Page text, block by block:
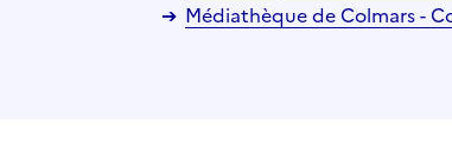
Médiathèque de Colmars -